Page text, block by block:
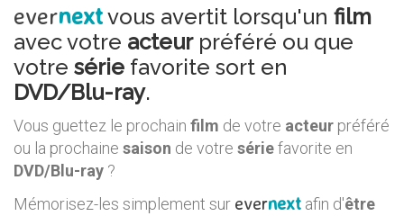
evernextvous avertit lorsqu'un film
avec votre acteurpréféré ou que
votre série favorite sort en
DVD/Blu-ray.
Vous guettez le prochain film de votre acteur préféré
ou la prochaine saison de votre sériefavorite en
DVD/Blu-ray ?
Mémorisez-les simplement sur evernext afin d'être